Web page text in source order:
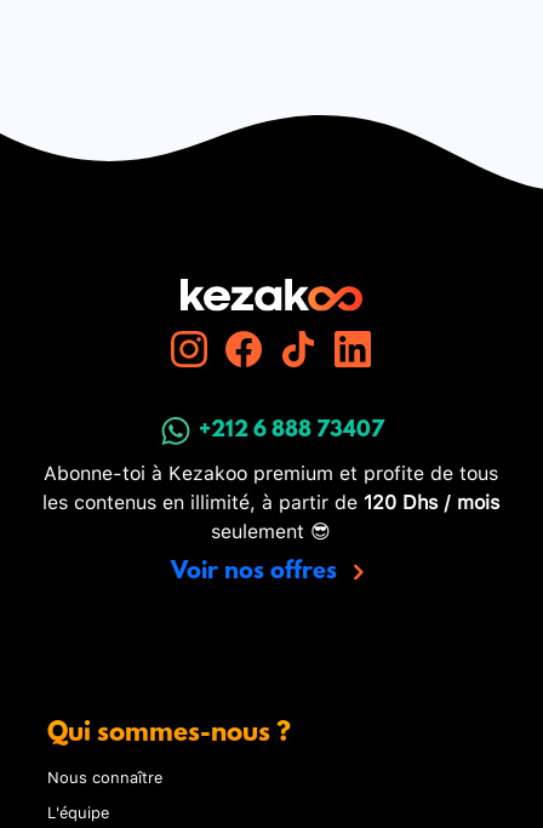
+212 6 888 73407
Abonne-toi à Kezakoo premium et profite de tous
les contenus en illimité, à partir de 120 Dhs / mois
seulement 😎
Voir nos offres
Qui sommes-nous ?
Nous connaître
L'équipe